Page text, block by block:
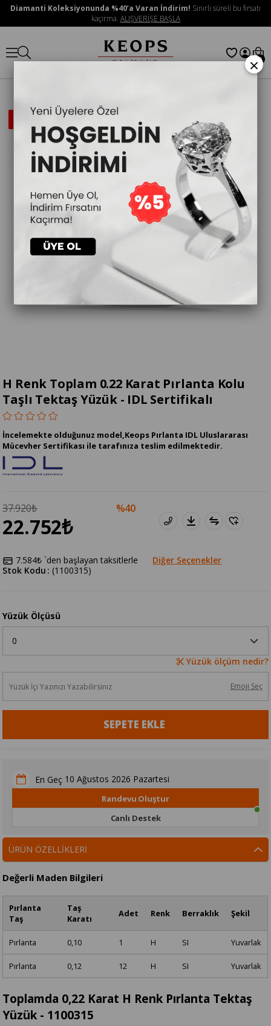
Diamanti Koleksiyonunda %40’a Varan İndirim! Sınırlı süreli bu fırsatı
kaçırma. ALIŞVERİŞE BAŞLA
0
İNDIRIMLI
H Renk Toplam 0.22 Karat Pırlanta Kolu
Taşlı Tektaş Yüzük - IDL Sertifikalı
İncelemekte olduğunuz model,Keops Pırlanta IDL Uluslararası
Mücevher Sertifikası ile tarafınıza teslim edilmektedir.
37.920₺
22.752₺
40
7.584₺ `den başlayan taksitlerle
Diğer Seçenekler
(1100315)
Stok Kodu
Yüzük Ölçüsü
Yüzük ölçüm nedir?
Emoji Seç
En Geç 10 Ağustos 2026 Pazartesi
Randevu Oluştur
Canlı Destek
ÜRÜN ÖZELLIKLERI
Değerli Maden Bilgileri
Pırlanta
Taş
Taş
Karatı
Adet Renk Berraklık Şekil
Pırlanta 0,10 1 H SI Yuvarlak
Pırlanta 0,12 12 H SI Yuvarlak
Toplamda 0,22 Karat H Renk Pırlanta Tektaş
Yüzük - 1100315
×